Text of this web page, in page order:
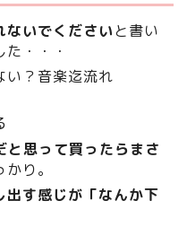
ないでくださいと書い
・・・
い？音楽迄流れ
と思って買ったらまさ
り。
す感じが「なんか下